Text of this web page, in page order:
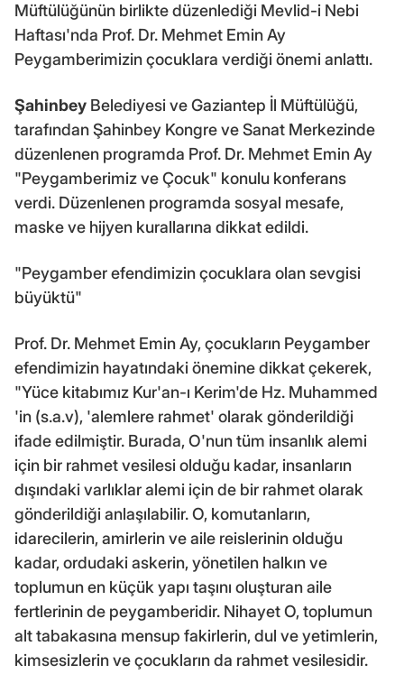
Müftülüğünün birlikte düzenlediği Mevlid-i Nebi
Haftası'nda Prof. Dr. Mehmet Emin Ay
Peygamberimizin çocuklara verdiği önemi anlattı.
Şahinbey Belediyesi ve Gaziantep İl Müftülüğü,
tarafından Şahinbey Kongre ve Sanat Merkezinde
düzenlenen programda Prof. Dr. Mehmet Emin Ay
"Peygamberimiz ve Çocuk" konulu konferans
verdi. Düzenlenen programda sosyal mesafe,
maske ve hijyen kurallarına dikkat edildi.
"Peygamber efendimizin çocuklara olan sevgisi
büyüktü"
Prof. Dr. Mehmet Emin Ay, çocukların Peygamber
efendimizin hayatındaki önemine dikkat çekerek,
"Yüce kitabımız Kur'an-ı Kerim'de Hz. Muhammed
'in (s.a.v), 'alemlere rahmet' olarak gönderildiği
ifade edilmiştir. Burada, O'nun tüm insanlık alemi
için bir rahmet vesilesi olduğu kadar, insanların
dışındaki varlıklar alemi için de bir rahmet olarak
gönderildiği anlaşılabilir. O, komutanların,
idarecilerin, amirlerin ve aile reislerinin olduğu
kadar, ordudaki askerin, yönetilen halkın ve
toplumun en küçük yapı taşını oluşturan aile
fertlerinin de peygamberidir. Nihayet O, toplumun
alt tabakasına mensup fakirlerin, dul ve yetimlerin,
kimsesizlerin ve çocukların da rahmet vesilesidir.